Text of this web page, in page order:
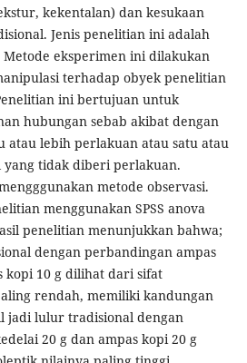
kekentalan) dan kesukaan
Jenis penelitian ini adalah
eksperimen ini dilakukan
terhadap obyek penelitian
ini bertujuan untuk
hubungan sebab akibat dengan
atau lebih perlakuan atau satu atau
tidak diberi perlakuan.
metode observasi.
menggunakan SPSS anova
penelitian menunjukkan bahwa;
dengan perbandingan ampas
kopi 10 g dilihat dari sifat
rendah, memiliki kandungan
jadi lulur tradisional dengan
20 g dan ampas kopi 20 g